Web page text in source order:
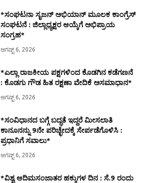
*ಸಂಘಟನಾ ಸೃಜನ್ ಅಭಿಯಾನ್ ಮೂಲಕ ಕಾಂಗ್ರೆಸ್
ಸಂಘಟನೆ : ಜಿಲ್ಲಾಧ್ಯಕ್ಷರ ಆಯ್ಕೆಗೆ ಅಭಿಪ್ರಾಯ
ಸಂಗ್ರಹ*
ಆಗಷ್ಟ್ 6, 2026
*ಎಲ್ಲಾ ರಾಜಕೀಯ ಪಕ್ಷಗಳಿಂದ ಕೊಡಗಿನ ಕಡೆಗಣನೆ
: ಕೊಡಗು ಗೌಡ ಹಿತ ರಕ್ಷಣಾ ವೇದಿಕೆ ಅಸಮಾಧಾನ*
ಆಗಷ್ಟ್ 6, 2026
*ಸಂವಿಧಾನದ ಬಗ್ಗೆ ಬದ್ಧತೆ ಇದ್ದರೆ ಮೀಸಲಾತಿ
ಕಾನೂನನ್ನು 9ನೇ ಪರಿಚ್ಛೇದಕ್ಕೆ ಸೇರ್ಪಡೆಗೊಳಿಸಿ :
ಪ್ರಧಾನಿಗೆ ಸವಾಲು*
ಆಗಷ್ಟ್ 6, 2026
*ವಿಶ್ವ ಆದಿಮಸಂಜಾತರ ಹಕ್ಕುಗಳ ದಿನ : ಸೆ.9 ರಂದು